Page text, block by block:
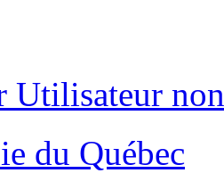
Utilisateur
du Québec